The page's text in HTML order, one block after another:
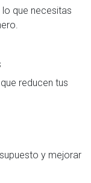
que necesitas
reducen tus
y mejorar